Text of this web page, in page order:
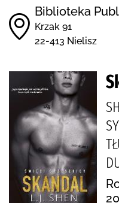
Biblioteka
Krzak 91
22-413 Nielisz